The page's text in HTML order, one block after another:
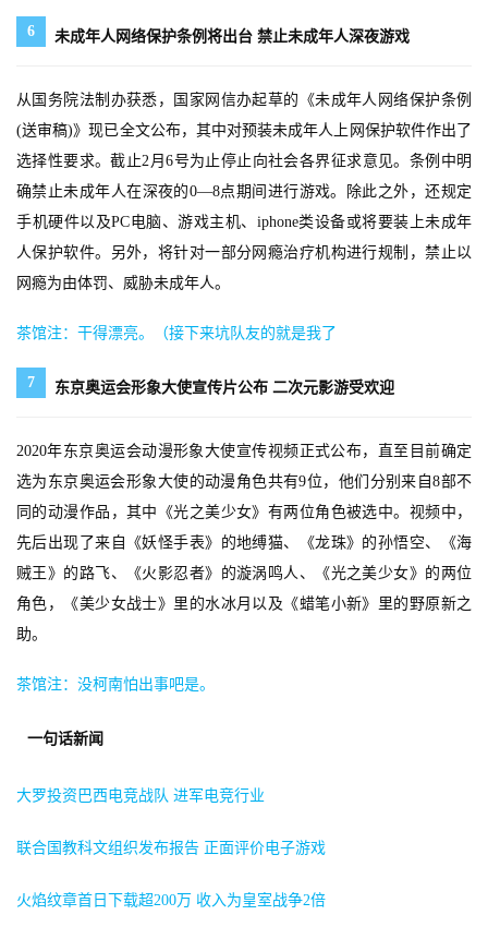
戏
闲
游
戏
2
0
2
5
十
三
届
茶
奖
7
月
0
日
对
接
6 未成年人网络保护条例将出台 禁止未成年人深夜游戏
从国务院法制办获悉，国家网信办起草的《未成年人网络保护条例
(送审稿)》现已全文公布，其中对预装未成年人上网保护软件作出了
选择性要求。截止2月6号为止停止向社会各界征求意见。条例中明
确禁止未成年人在深夜的0—8点期间进行游戏。除此之外，还规定
手机硬件以及PC电脑、游戏主机、iphone类设备或将要装上未成年
人保护软件。另外，将针对一部分网瘾治疗机构进行规制，禁止以
网瘾为由体罚、威胁未成年人。
茶馆注：干得漂亮。（接下来坑队友的就是我了
7 东京奥运会形象大使宣传片公布 二次元影游受欢迎
2020年东京奥运会动漫形象大使宣传视频正式公布，直至目前确定
选为东京奥运会形象大使的动漫角色共有9位，他们分别来自8部不
同的动漫作品，其中《光之美少女》有两位角色被选中。视频中，
先后出现了来自《妖怪手表》的地缚猫、《龙珠》的孙悟空、《海
贼王》的路飞、《火影忍者》的漩涡鸣人、《光之美少女》的两位
角色，《美少女战士》里的水冰月以及《蜡笔小新》里的野原新之
助。
茶馆注：没柯南怕出事吧是。
一句话新闻
大罗投资巴西电竞战队 进军电竞行业
联合国教科文组织发布报告 正面评价电子游戏
火焰纹章首日下载超200万 收入为皇室战争2倍